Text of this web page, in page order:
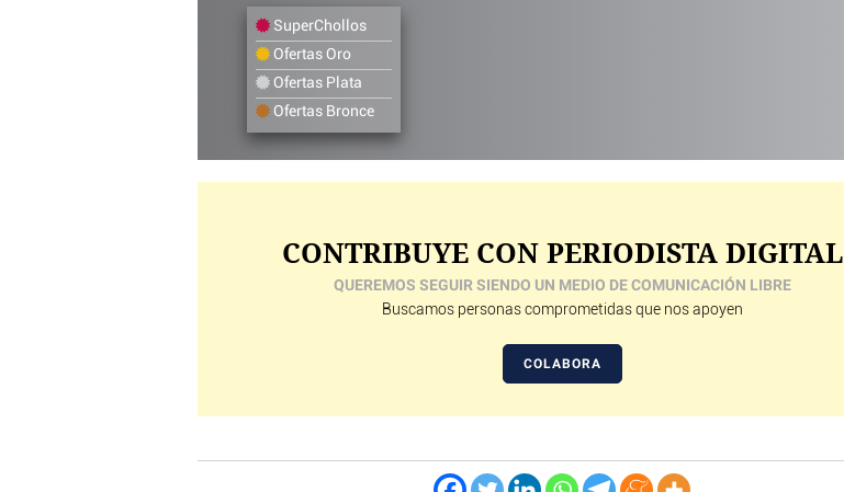
SuperChollos
Ofertas Oro
Ofertas Plata
Ofertas Bronce
CONTRIBUYE CON PERIODISTA DIGITAL
QUEREMOS SEGUIR SIENDO UN MEDIO DE COMUNICACIÓN LIBRE
Buscamos personas comprometidas que nos apoyen
COLABORA